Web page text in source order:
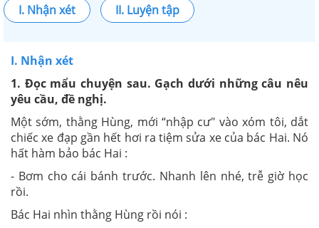
I. Nhận xét II. Luyện tập
I. Nhận xét
1. Đọc mẩu chuyện sau. Gạch dưới những câu nêu
yêu cầu, đề nghị.
Một sớm, thằng Hùng, mới “nhập cư" vào xóm tôi, dắt
chiếc xe đạp gần hết hơi ra tiệm sửa xe của bác Hai. Nó
hất hàm bảo bác Hai :
- Bơm cho cái bánh trước. Nhanh lên nhé, trễ giờ học
rồi.
Bác Hai nhìn thằng Hùng rồi nói :